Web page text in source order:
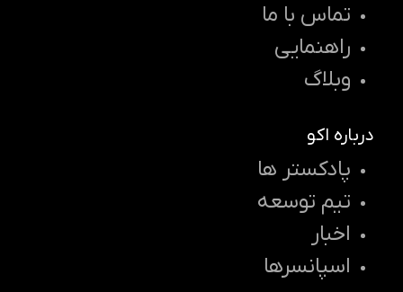
تماس با ما
راهنمایی
وبلاگ
درباره اکو
پادکستر ها
تیم توسعه
اخبار
اسپانسرها